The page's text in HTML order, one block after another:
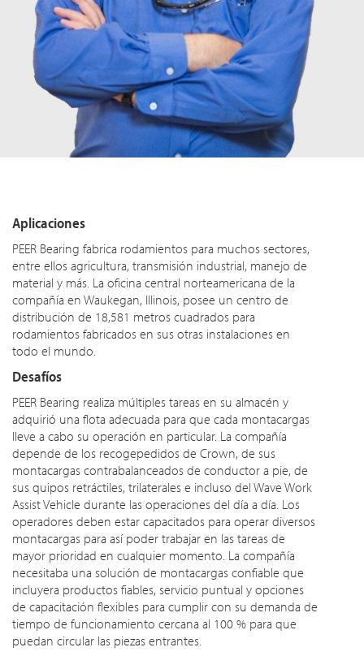
Aplicaciones
PEER Bearing fabrica rodamientos para muchos sectores,
entre ellos agricultura, transmisión industrial, manejo de
material y más. La oficina central norteamericana de la
compañía en Waukegan, Illinois, posee un centro de
distribución de 18,581 metros cuadrados para
rodamientos fabricados en sus otras instalaciones en
todo el mundo.
Desafíos
PEER Bearing realiza múltiples tareas en su almacén y
adquirió una flota adecuada para que cada montacargas
lleve a cabo su operación en particular. La compañía
depende de los recogepedidos de Crown, de sus
montacargas contrabalanceados de conductor a pie, de
sus quipos retráctiles, trilaterales e incluso del Wave Work
Assist Vehicle durante las operaciones del día a día. Los
operadores deben estar capacitados para operar diversos
montacargas para así poder trabajar en las tareas de
mayor prioridad en cualquier momento. La compañía
necesitaba una solución de montacargas confiable que
incluyera productos fiables, servicio puntual y opciones
de capacitación flexibles para cumplir con su demanda de
tiempo de funcionamiento cercana al 100 % para que
puedan circular las piezas entrantes.